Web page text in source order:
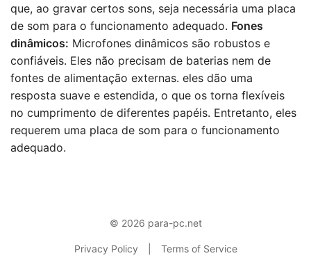
que, ao gravar certos sons, seja necessária uma placa
de som para o funcionamento adequado. Fones
dinâmicos: Microfones dinâmicos são robustos e
confiáveis. Eles não precisam de baterias nem de
fontes de alimentação externas. eles dão uma
resposta suave e estendida, o que os torna flexíveis
no cumprimento de diferentes papéis. Entretanto, eles
requerem uma placa de som para o funcionamento
adequado.
© 2026 para-pc.net
Privacy Policy Terms of Service